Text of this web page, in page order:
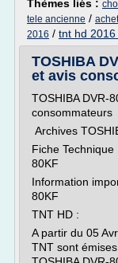
Thèmes liés :
tele ancienne /
2016 / tnt hd
TOSHIBA
et avis
TOSHIBA DVR-
consommateurs
Archives
Fiche
80KF
Information
80KF
TNT HD :
A partir du 05
TNT sont